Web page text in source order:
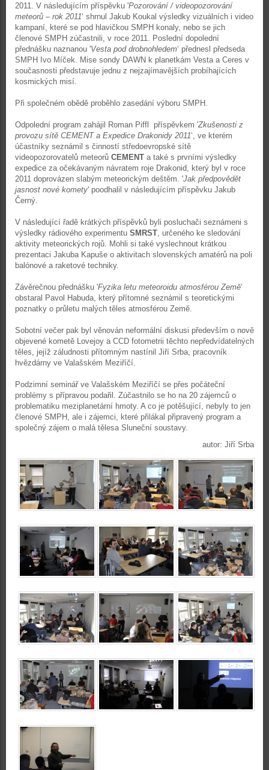
2011. V následujícím příspěvku 'Pozorování / videopozorování
meteorů – rok 2011‘ shrnul Jakub Koukal výsledky vizuálních i video
kampaní, které se pod hlavičkou SMPH konaly, nebo se jich
členové SMPH zúčastnili, v roce 2011. Poslední dopolední
přednášku naznanou 'Vesta pod drobnohledem‘ přednesl předseda
SMPH Ivo Míček. Mise sondy DAWN k planetkám Vesta a Ceres v
současnosti představuje jednu z nejzajímavějších probíhajících
kosmických misí.
Při společném obědě proběhlo zasedání výboru SMPH.
Odpolední program zahájil Roman Piffl příspěvkem 'Zkušenosti z
provozu sítě CEMENT a Expedice Drakonidy 2011‘, ve kterém
účastníky seznámil s činností středoevropské sítě
videopozorovatelů meteorů CEMENT a také s prvními výsledky
expedice za očekávaným návratem roje Drakonid, který byl v roce
2011 doprovázen slabým meteorickým deštěm. 'Jak předpovědět
jasnost nové komety' poodhalil v následujícím příspěvku Jakub
Černý.
V následující řadě krátkých příspěvků byli posluchači seznámeni s
výsledky rádiového experimentu SMRST, určeného ke sledování
aktivity meteorických rojů. Mohli si také vyslechnout krátkou
prezentaci Jakuba Kapuše o aktivitach slovenských amatérů na poli
balónové a raketové techniky.
Závěrečnou přednášku 'Fyzika letu meteoroidu atmosférou Země‘
obstaral Pavol Habuda, který přítomné seznámil s teoretickými
poznatky o průletu malých těles atmosférou Země.
Sobotní večer pak byl věnován neformální diskusi především o nově
objevené kometě Lovejoy a CCD fotometrii těchto nepředvídatelných
těles, jejíž záludnosti přítomným nastínil Jiří Srba, pracovník
hvězdárny ve Valašském Meziříčí.
Podzimní seminář ve Valašském Meziříčí se přes počáteční
problémy s přípravou podařil. Zúčastnilo se ho na 20 zájemců o
problematiku meziplanetární hmoty. A co je potěšující, nebyly to jen
členové SMPH, ale i zájemci, které přilákal připravený program a
společný zájem o malá tělesa Sluneční soustavy.
autor: Jiří Srba